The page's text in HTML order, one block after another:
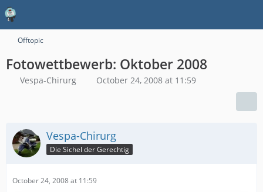
Offtopic
Fotowettbewerb: Oktober 2008
Vespa-Chirurg October 24, 2008 at 11:59
Vespa-Chirurg
Die Sichel der Gerechtig
October 24, 2008 at 11:59